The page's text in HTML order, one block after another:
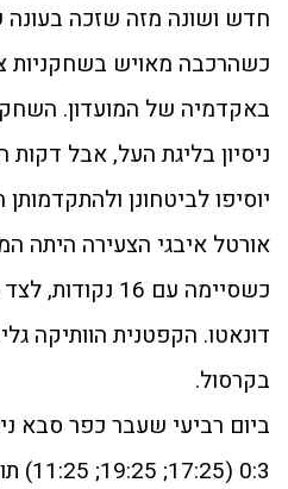
חדש ושונה מזה שזכה
כשהרכבה מאויש בשחקניות
באקדמיה של המועדון.
ניסיון בליגת העל, אבל
יוסיפו לביטחונן
אורטל איבגי הצעירה היתה
כשסיימה עם 16
דונאטו. הקפטנית הוותיקה
בקרסול.
ביום רביעי שעבר כפר סבא
0:3